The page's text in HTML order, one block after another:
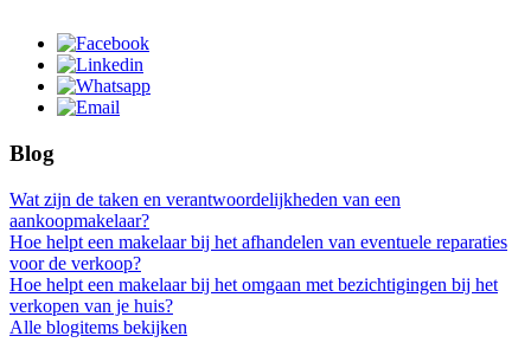
Blog
Wat zijn de taken en verantwoordelijkheden van een
aankoopmakelaar?
Hoe helpt een makelaar bij het afhandelen van eventuele reparaties
voor de verkoop?
Hoe helpt een makelaar bij het omgaan met bezichtigingen bij het
verkopen van je huis?
Alle blogitems bekijken